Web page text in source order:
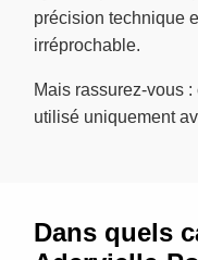
précision technique
irréprochable.
Mais rassurez-vous :
utilisé uniquement
Dans quels